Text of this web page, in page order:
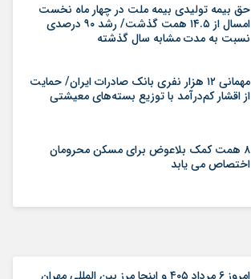
حق بیمه تولیدی بیمه ملت در چهار ماه نخست
امسال از ۱۴.۵ همت گذشت/ رشد ۹۰ درصدی
نسبت به مدت مشابه سال گذشته
مهمانی ۱۲ هزار نفری بانک صادرات ایران/ حمایت
از اقشار کم‌درآمد با توزیع بسته‌های معیشتی
۸ همت کمک بلاعوض برای مسکن محرومان
اختصاص می یابد